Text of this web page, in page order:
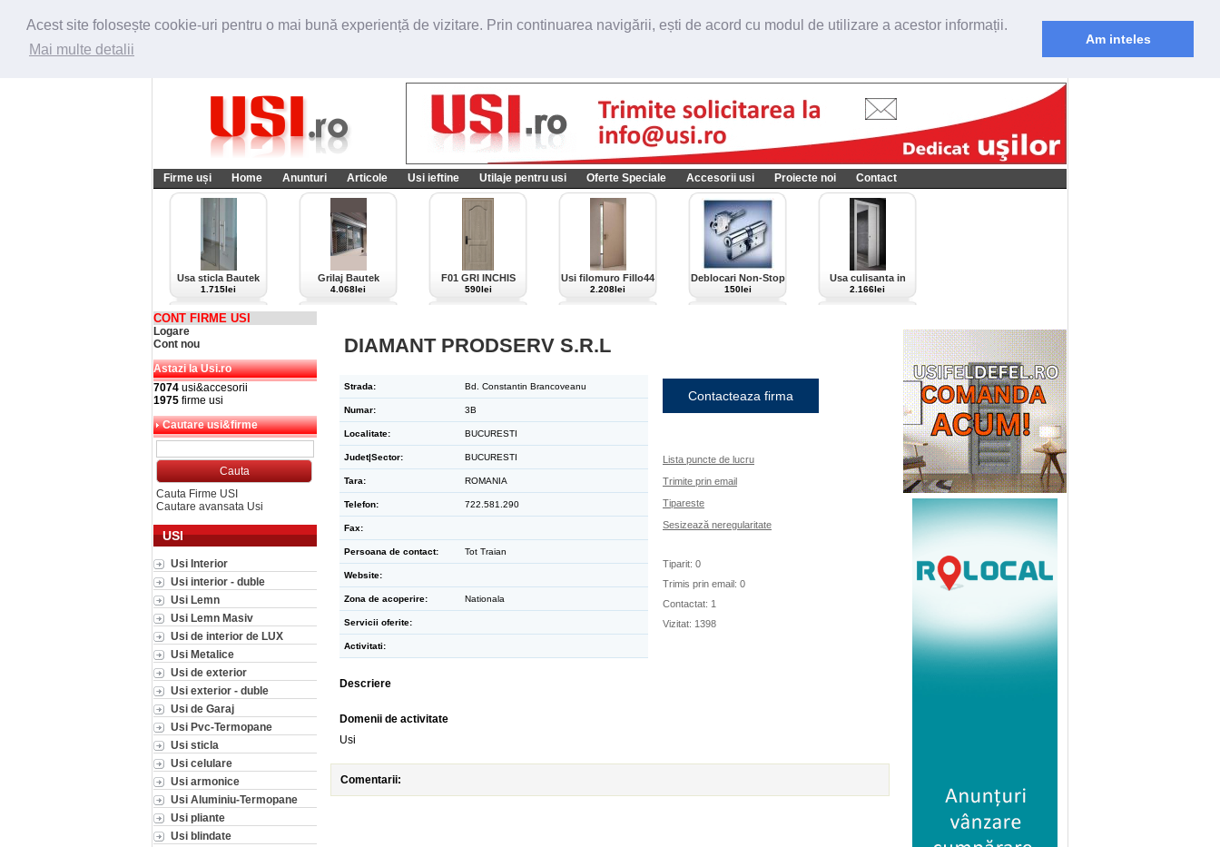
Acest site folosește cookie-uri pentru o mai bună experiență de vizitare. Prin continuarea navigării, ești de acord cu modul de utilizare a acestor informații.
Mai multe detalii
Am inteles
Firme uși Home Anunturi Articole Usi ieftine Utilaje pentru usi Oferte Speciale Accesorii usi Proiecte noi Contact
Usa sticla Bautek
1.715lei
Grilaj Bautek
4.068lei
F01 GRI INCHIS
590lei
Usi filomuro Fillo44
import Italia
2.208lei
Deblocari Non-Stop
150lei
Usa culisanta in
perete Scrigno,
2.166lei
CONT FIRME USI
Logare
Cont nou
Astazi la Usi.ro
7074 usi&accesorii
1975 firme usi
Cautare usi&firme
Cauta Firme USI
Cautare avansata Usi
USI
Usi Interior
Usi interior - duble
Usi Lemn
Usi Lemn Masiv
Usi de interior de LUX
Usi Metalice
Usi de exterior
Usi exterior - duble
Usi de Garaj
Usi Pvc-Termopane
Usi sticla
Usi celulare
Usi armonice
Usi Aluminiu-Termopane
Usi pliante
Usi blindate
DIAMANT PRODSERV S.R.L
Strada: Bd. Constantin Brancoveanu
Numar: 3B
Localitate: BUCURESTI
Judet|Sector: BUCURESTI
Tara: ROMANIA
Telefon: 722.581.290
Fax:
Persoana de contact: Tot Traian
Website:
Zona de acoperire: Nationala
Servicii oferite:
Activitati:
Contacteaza firma
Lista puncte de lucru
Trimite prin email
Tipareste
Sesizează neregularitate
Tiparit: 0
Trimis prin email: 0
Contactat: 1
Vizitat: 1398
Descriere
Domenii de activitate
Usi
Comentarii: